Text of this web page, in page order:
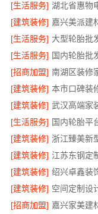
[生活服务] 湖北省惠物
[建筑装修] 嘉兴美派建
[生活服务]
[生活服务]
[招商加盟] 南湖区装修
[建筑装修]
[建筑装修]
[生活服务] 国内轮胎平
[建筑装修] 浙江臻美新
[建筑装修] 江苏东钢定
[建筑装修]
[建筑装修] 空间定制设
[招商加盟] 嘉兴家美建